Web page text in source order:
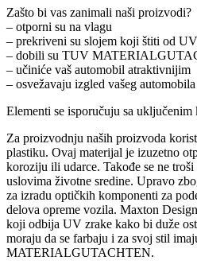
Zašto bi vas zanimali naši proizvodi?
– otporni su na vlagu
– prekriveni su slojem koji štiti od
– dobili su TUV
– učiniće vaš automobil atraktivnijim
– osvežavaju izgled vašeg automobila
Elementi se isporučuju sa uključenim
Za proizvodnju naših proizvoda
plastiku. Ovaj materijal je izuzetno
koroziju ili udarce. Takođe se ne
uslovima životne sredine. Upravo
za izradu optičkih komponenti za
delova opreme vozila. Maxton
koji odbija UV zrake kako bi duže
moraju da se farbaju i za svoj stil
MATERIALGUTACHTEN.